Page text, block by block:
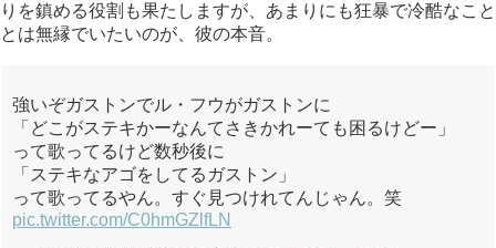
りを鎮める役割も果たしますが、あまりにも狂暴で冷酷なこと
とは無縁でいたいのが、彼の本音。
強いぞガストンでル・フウがガストンに
「どこがステキかーなんてさきかれーても困るけどー」
って歌ってるけど数秒後に
「ステキなアゴをしてるガストン」
って歌ってるやん。すぐ見つけれてんじゃん。笑
pic.twitter.com/C0hmGZlfLN